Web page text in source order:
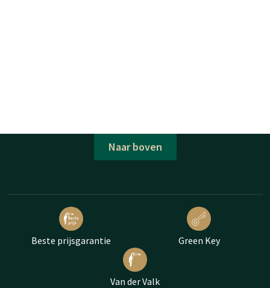
Naar boven
Beste prijsgarantie Green Key
Van der Valk